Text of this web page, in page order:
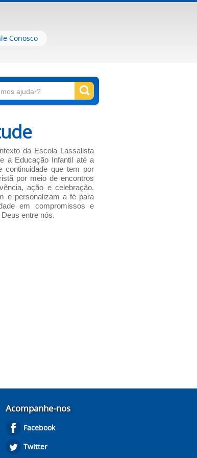
Conosco
da Escola Lassalista
a Educação Infantil até a
continuidade que tem por
por meio de encontros
ação e celebração.
e personalizam a fé para
em compromissos e
entre nós.
Acompanhe-nos
Facebook
Twitter